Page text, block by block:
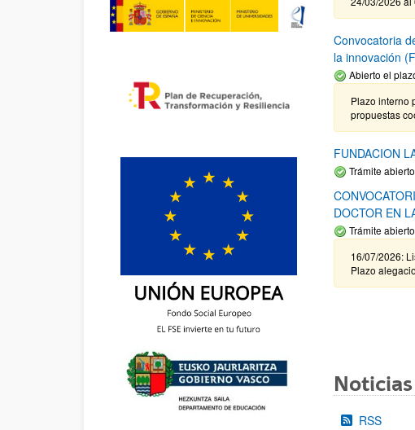
Convocatoria
la innovación
Abierto el
Plazo interno
propuestas
FUNDACION
Trámite abierto
DOCTOR EN
Trámite
16/07/2026:
Plazo
Noticias
RSS